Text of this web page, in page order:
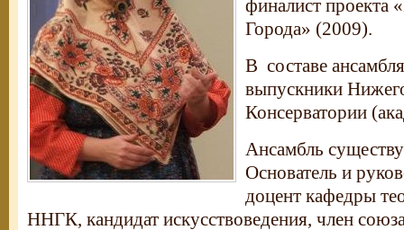
финалист проекта
Города» (2009).
В составе
выпускники
Консерватории
Ансамбль
Основатель и
доцент кафедры
ННГК, кандидат искусствоведения, член